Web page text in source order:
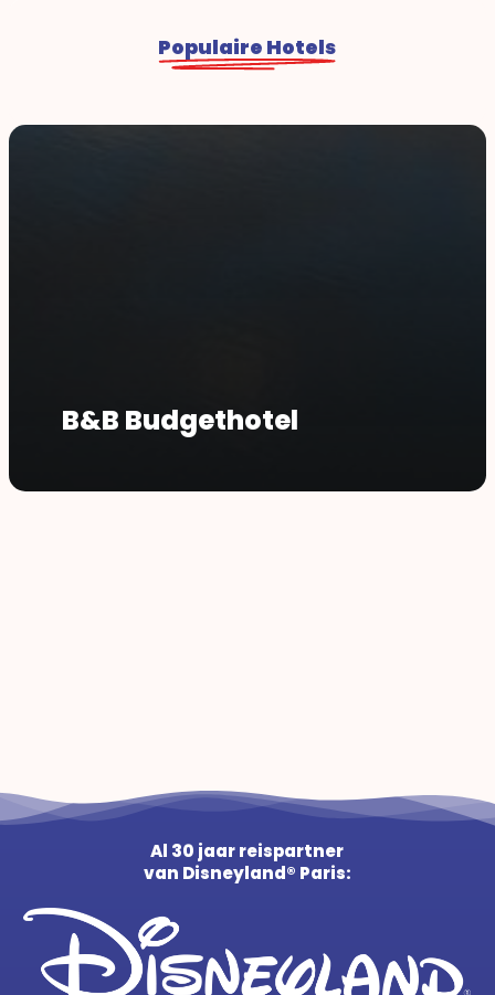
Populaire Hotels
B&B Budgethotel
Al 30 jaar reispartner
van Disneyland® Paris: